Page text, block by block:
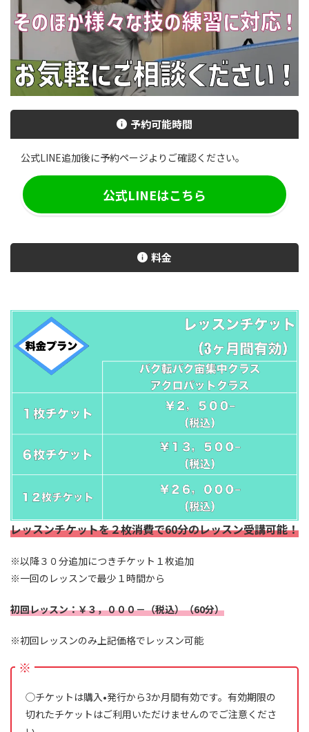
予約可能時間
公式LINE追加後に予約ページよりご確認ください。
公式LINEはこちら
料金
レッスンチケットを２枚消費で60分のレッスン受講可能！
※以降３０分追加につきチケット１枚追加
※一回のレッスンで最少１時間から
初回レッスン：￥３，０００－（税込）（60分）
※初回レッスンのみ上記価格でレッスン可能
※
◯チケットは購入•発行から3か月間有効です。有効期限の
切れたチケットはご利用いただけませんのでご注意くださ